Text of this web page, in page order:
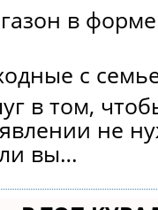
в
с
в том,
не
вы…